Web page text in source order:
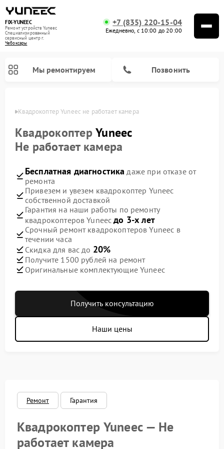
FIX-YUNEEC
Ремонт устройств Yuneec
Специализированный
cервисный центр г.
Чебоксары
+7 (835) 220-15-04
Ежедневно, с 10:00 до 20:00
Мы ремонтируем Позвонить
Квадрокоптер Yuneec не работает камера
КвадрокоптерYuneec
Не работает камера
Бесплатная диагностика даже при отказе от
ремонта
Привезем и увезем квадрокоптер Yuneec
собственной доставкой
Гарантия на наши работы по ремонту
квадрокоптеров Yuneecдо 3-х лет
Срочный ремонт квадрокоптеров Yuneec в
течении часа
Скидка для вас до 20%
Получите 1500 рублей на ремонт
Оригинальные комплектующие Yuneec
Получить консультацию
Наши цены
Ремонт Гарантия
Квадрокоптер Yuneec — Не
работает камера